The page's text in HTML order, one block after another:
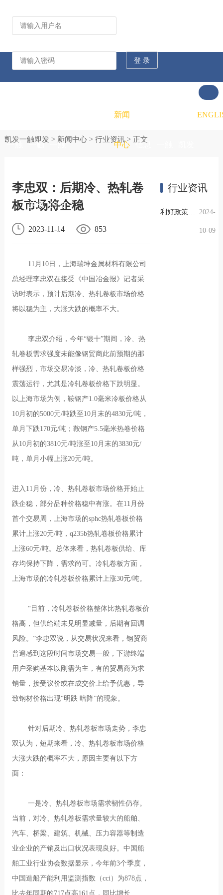
一触 一触
的概
况
一触
的文
化
新闻
中心 信息
凯发一触即发> 新闻中心> 行业资讯> 正文
李忠双：后期冷、热轧卷
板市场将企稳
2023-11-14 853
11月10日，上海瑞坤金属材料有限公司
总经理李忠双在接受《中国冶金报》记者采
访时表示，预计后期冷、热轧卷板市场价格
将以稳为主，大涨大跌的概率不大。
李忠双介绍，今年“银十”期间，冷、热
轧卷板需求强度未能像钢贸商此前预期的那
样强烈，市场交易冷淡，冷、热轧卷板价格
震荡运行，尤其是冷轧卷板价格下跌明显。
以上海市场为例，鞍钢产1.0毫米冷板价格从
10月初的5000元/吨跌至10月末的4830元/吨，
单月下跌170元/吨；鞍钢产5.5毫米热卷价格
从10月初的3810元/吨涨至10月末的3830元/
吨，单月小幅上涨20元/吨。
进入11月份，冷、热轧卷板市场价格开始止
跌企稳，部分品种价格稳中有涨。在11月份
首个交易周，上海市场的sphc热轧卷板价格
累计上涨20元/吨，q235b热轧卷板价格累计
上涨60元/吨。总体来看，热轧卷板供给、库
存均保持下降，需求尚可。冷轧卷板方面，
上海市场的冷轧卷板价格累计上涨30元/吨。
“目前，冷轧卷板价格整体比热轧卷板价
格高，但供给端未见明显减量，后期有回调
风险。”李忠双说，从交易状况来看，钢贸商
普遍感到这段时间市场交易一般，下游终端
用户采购基本以刚需为主，有的贸易商为求
销量，接受议价或在成交价上给予优惠，导
致钢材价格出现“明跌 暗降”的现象。
针对后期冷、热轧卷板市场走势，李忠
双认为，短期来看，冷、热轧卷板市场价格
大涨大跌的概率不大，原因主要有以下方
面：
一是冷、热轧卷板市场需求韧性仍存。
当前，对冷、热轧卷板需求量较大的船舶、
汽车、桥梁、建筑、机械、压力容器等制造
业企业的产销及出口状况表现良好。中国船
舶工业行业协会数据显示，今年前3个季度，
中国造船产能利用监测指数（cci）为878点，
比去年同期的717点高161点，同比增长
行业资讯
利好政策提振钢市信心，四季度行业需求或小幅上升 2024-
10-09